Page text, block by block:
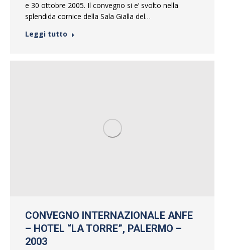
e 30 ottobre 2005. Il convegno si e’ svolto nella
splendida cornice della Sala Gialla del…
Leggi tutto
CONVEGNO INTERNAZIONALE ANFE
– HOTEL “LA TORRE”, PALERMO –
2003